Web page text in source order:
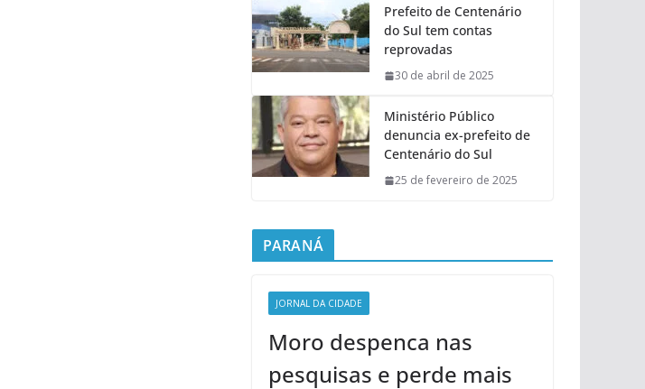
Prefeito de Centenário
do Sul tem contas
reprovadas
30 de abril de 2025
Ministério Público
denuncia ex-prefeito de
Centenário do Sul
25 de fevereiro de 2025
PARANÁ
JORNAL DA CIDADE
Moro despenca nas
pesquisas e perde mais